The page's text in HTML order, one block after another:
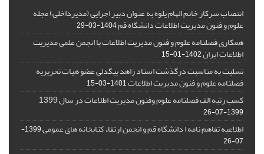
انتصاب سرکار خانم الهام یلوه به عنوان دبیر اجرایی (مدیرداخلی) مجله
علوم و فنون مدیریت اطلاعات دانشگاه قم1404-03-29
همکاری فصلنامه علوم و فنون مدیریت اطلاعات با انجمن علمی مدیریت
اطلاعات ایران1402-01-15
تسلیت به مناسبت درگذشت استاد زاهد بیگدلی عضو هیات تحریریه
فصلنامه علوم و فنون مدیریت اطلاعات1401-03-15
کسب رتبه الف فصلنامه علوم وفنون مدیریت اطلاعات در سال 1399
1399-07-26
اطلاعیه تفاهم نامه ا دانشگاه قم و انجمن ارتقاء کتابخانه های عمومی
1399-
07-26